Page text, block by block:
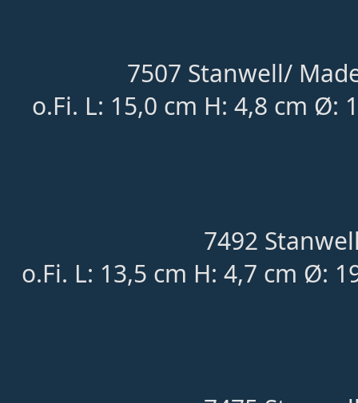
7507 Stanwell/
o.Fi. L: 15,0 cm H: 4,8 cm Ø:
7492
o.Fi. L: 13,5 cm H: 4,7 cm Ø: